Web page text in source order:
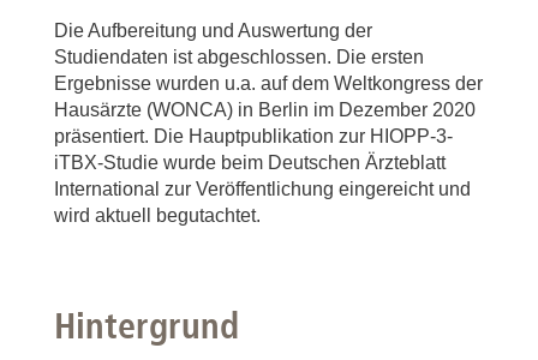
Die Aufbereitung und Auswertung der
Studiendaten ist abgeschlossen. Die ersten
Ergebnisse wurden u.a. auf dem Weltkongress der
Hausärzte (WONCA) in Berlin im Dezember 2020
präsentiert. Die Hauptpublikation zur HIOPP-3-
iTBX-Studie wurde beim Deutschen Ärzteblatt
International zur Veröffentlichung eingereicht und
wird aktuell begutachtet.
Hintergrund